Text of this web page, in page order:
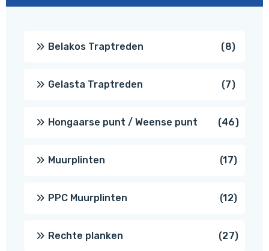
Belakos Traptreden 88
Gelasta Traptreden 77
Hongaarse punt / Weense punt 4646
Muurplinten 1717
PPC Muurplinten 1212
Rechte planken 2727